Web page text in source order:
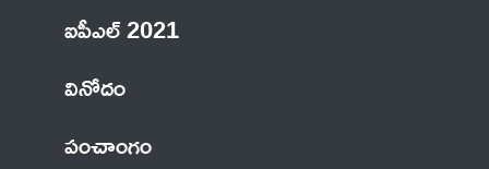
ఐపీఎల్ 2021
వినోదం
పంచాంగం